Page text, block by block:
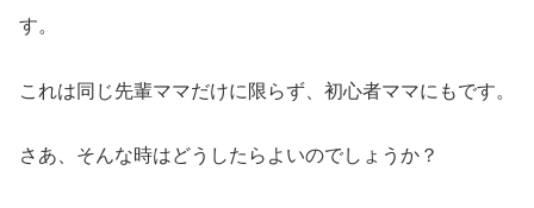
す。
これは同じ先輩ママだけに限らず、初心者ママにもです。
さあ、そんな時はどうしたらよいのでしょうか？